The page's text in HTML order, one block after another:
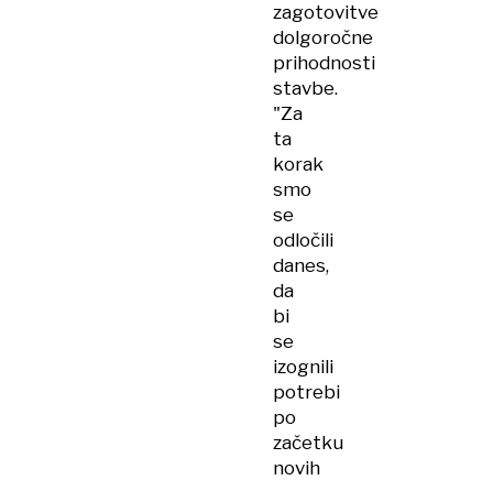
zagotovitve
dolgoročne
prihodnosti
stavbe.
"Za
ta
korak
smo
se
odločili
danes,
da
bi
se
izognili
potrebi
po
začetku
novih